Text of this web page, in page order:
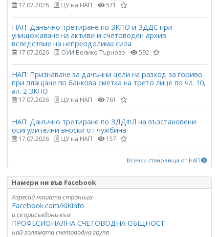
17.07.2026 ЦУ на НАП 571
НАП: Данъчно третиране по ЗКПО и ЗДДС при
унищожаване на активи и счетоводен архив
вследствие на непреодолима сила
17.07.2026 ОУИ Велико Търново 592
НАП: Признаване за данъчни цели на разход за гориво
при плащане по банкова сметка на трето лице по чл. 10,
ал. 2 ЗКПО
17.07.2026 ЦУ на НАП 761
НАП: Данъчно третиране по ЗДДФЛ на възстановени
осигурителни вноски от чужбина
17.07.2026 ЦУ на НАП 157
Всички становища от НАП
Намери ни във Facebook
Харесай нашата страница
Facebook.com/KiKinfo
и се присъедини към
ПРОФЕСИОНАЛНА СЧЕТОВОДНА ОБЩНОСТ
най-голямата счетоводна група